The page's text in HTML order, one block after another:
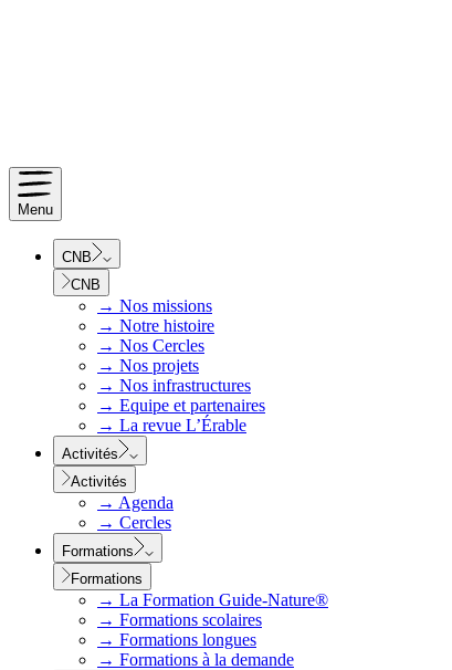
Menu
CNB
CNB
→ Nos missions
→ Notre histoire
→ Nos Cercles
→ Nos projets
→ Nos infrastructures
→ Equipe et partenaires
→ La revue L’Érable
Activités
Activités
→ Agenda
→ Cercles
Formations
Formations
→ La Formation Guide-Nature®
→ Formations scolaires
→ Formations longues
→ Formations à la demande